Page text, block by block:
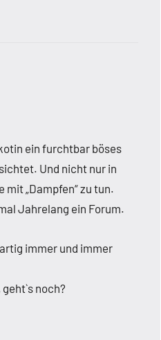
ein furchtbar böses
Und nicht nur in
„Dampfen“ zu tun.
Jahrelang ein Forum.
immer und immer
noch?